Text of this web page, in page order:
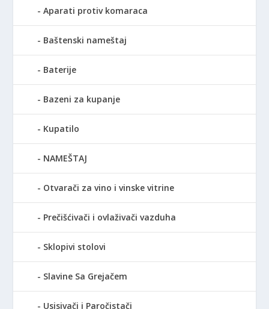
Aparati protiv komaraca
Baštenski nameštaj
Baterije
Bazeni za kupanje
Kupatilo
NAMEŠTAJ
Otvarači za vino i vinske vitrine
Prečišćivači i ovlaživači vazduha
Sklopivi stolovi
Slavine Sa Grejačem
Usisivači i Paročistači